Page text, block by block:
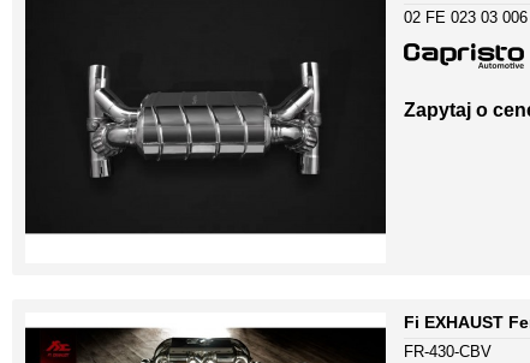
02 FE 023 03 006
Zapytaj o
Fi EXHAUST
FR-430-CBV